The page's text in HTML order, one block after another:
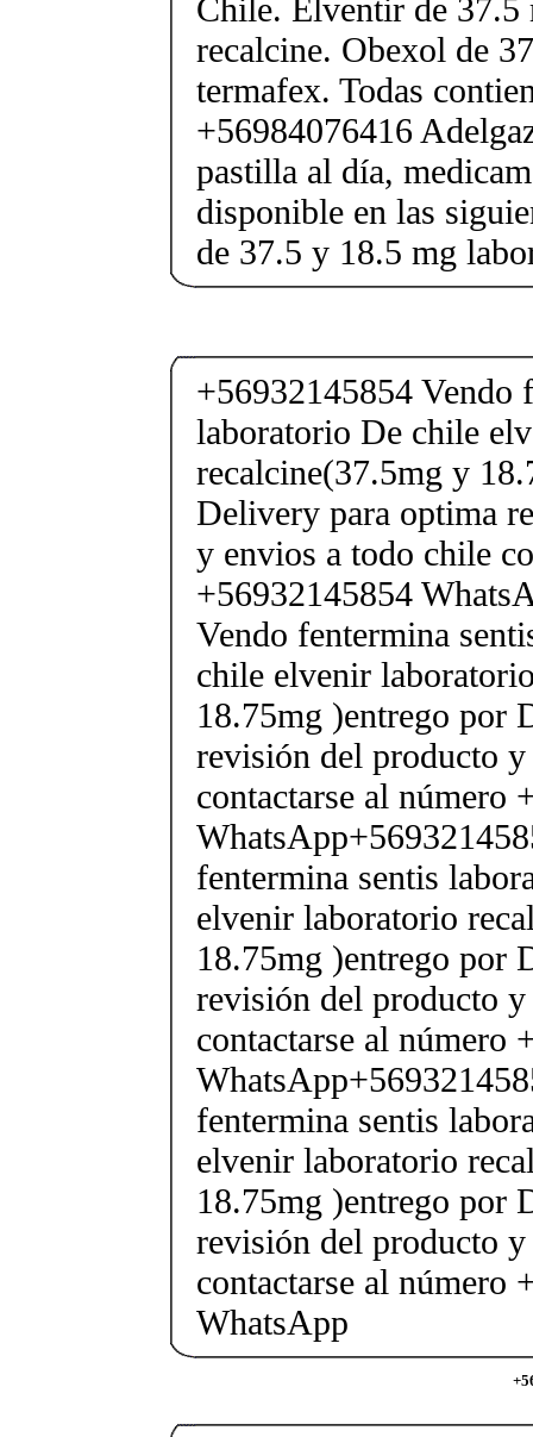
Chile. Elventir de 37.5
recalcine. Obexol de
termafex. Todas
+56984076416
pastilla al día,
disponible en las
de 37.5 y 18.5 mg
+56932145854 Vendo
laboratorio De chile
recalcine(37.5mg y
Delivery para optima
y envios a todo chile
+56932145854
Vendo fentermina
chile elvenir
18.75mg )entrego por
revisión del producto
contactarse al número
fentermina sentis
elvenir laboratorio
18.75mg )entrego por
revisión del producto
contactarse al número
fentermina sentis
elvenir laboratorio
18.75mg )entrego por
revisión del producto
contactarse al número
WhatsApp